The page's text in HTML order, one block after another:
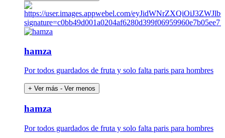
hamza
Por todos guardados de fruta y solo falta paris para hombres
+ Ver más - Ver menos
hamza
Por todos guardados de fruta y solo falta paris para hombres